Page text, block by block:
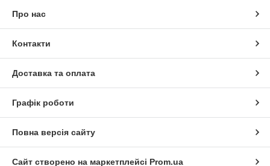
Про нас
Контакти
Доставка та оплата
Графік роботи
Повна версія сайту
Сайт створено на маркетплейсі Prom.ua